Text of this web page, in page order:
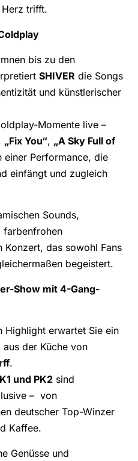
trifft.
bis zu den
SHIVER die Songs
und künstlerischer
Momente live –
„Fix You“, „A Sky Full of
einer Performance, die
einfängt und zugleich
Sounds,
farbenfrohen
Konzert, das sowohl Fans
begeistert.
Show mit 4-Gang-
Highlight erwartet Sie ein
aus der Küche von
.
und PK2 sind
– von
deutscher Top-Winzer
Kaffee.
Genüsse und